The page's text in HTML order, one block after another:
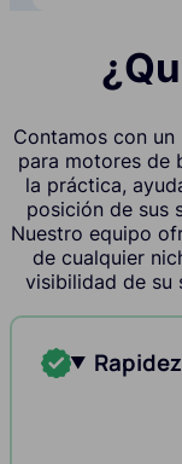
Contamos con
para motores de
la práctica,
posición de sus
Nuestro equipo
de cualquier
visibilidad de su